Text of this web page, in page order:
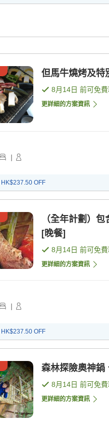
但馬牛燒烤及特
8月14日 前可免
更詳細的方案資訊
|
HK$237.50 OFF
（全年計劃）
[晚餐]
8月14日 前可免
更詳細的方案資訊
|
HK$237.50 OFF
森林探險奧神鍋
8月14日 前可免
更詳細的方案資訊